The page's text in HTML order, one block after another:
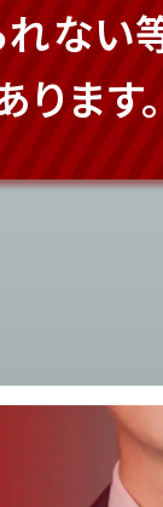
ない
ます。